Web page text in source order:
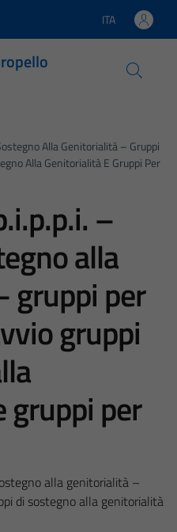
Lingua attiva:
ITA
Alla Genitorialità – Gruppi
Alla Genitorialità E Gruppi Per
–
alla
gruppi per
gruppi
gruppi per
alla genitorialità –
di sostegno alla genitorialità